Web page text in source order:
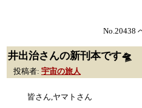
No.20438
井出治さんの新刊本です🛸
投稿者: 宇宙の旅人
皆さん,ヤマトさん